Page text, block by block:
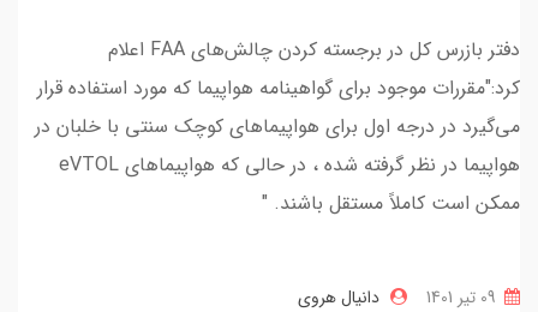
دفتر بازرس کل در برجسته کردن چالش‌های FAA اعلام
کرد:"مقررات موجود برای گواهینامه هواپیما که مورد استفاده قرار
می‌گیرد در درجه اول برای هواپیما‌های کوچک سنتی با خلبان در
هواپیما در نظر گرفته شده ، در حالی که هواپیما‌های eVTOL
ممکن است کاملاً مستقل باشند. "
دانیال هروی